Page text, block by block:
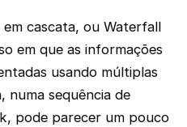
cascata, ou Waterfall
em que as informações
usando múltiplas
numa sequência de
pode parecer um pouco